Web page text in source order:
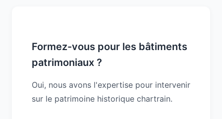
Formez-vous pour les bâtiments
patrimoniaux ?
Oui, nous avons l'expertise pour intervenir
sur le patrimoine historique chartrain.